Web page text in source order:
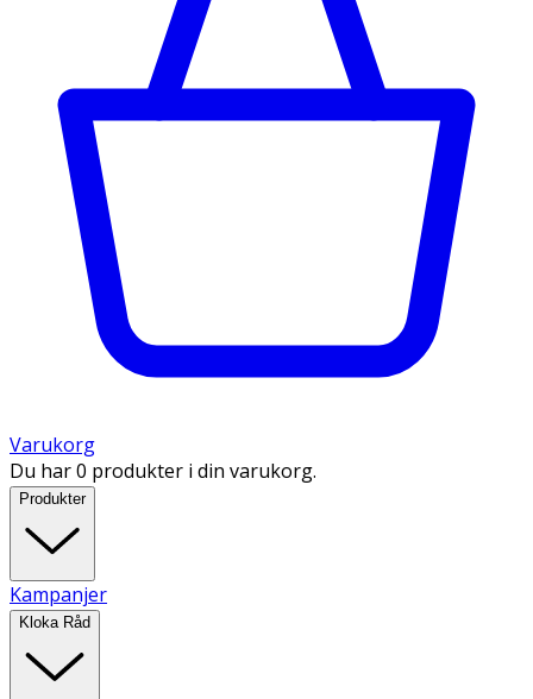
Varukorg
Du har 0 produkter i din varukorg.
Produkter
Kampanjer
Kloka Råd